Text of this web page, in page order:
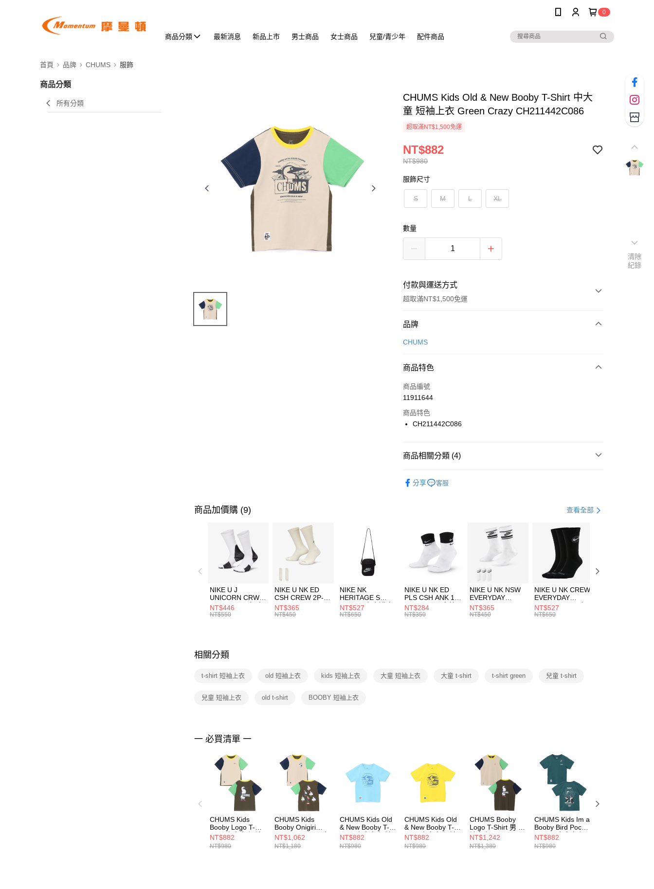
0
商品分類 最新消息 新品上市 男士商品 女士商品 兒童/青少年 配件商品
首頁 品牌 CHUMS 服飾
商品分類
所有分類
CHUMS Kids Old & New Booby T-Shirt 中大
童 短袖上衣 Green Crazy CH211442C086
超取滿NT$1,500免運
NT$980
NT$882
服飾尺寸
S M L XL
數量
付款與運送方式
超取滿NT$1,500免運
付款方式
信用卡一次付款
合作金庫商業銀行
華南商業銀行
上海商業儲蓄銀行
國泰世華商業銀行
聯邦商業銀行
台新國際商業銀行
LINE Pay
Apple Pay
【關於「AFTEE先享後付」】
３．安心：先確認商品／服務後，再付款。
【「AFTEE先享後付」結帳流程】
１．於結帳方式選擇「AFTEE先享後付」後，將跳轉至「AFTEE先享後
付」結帳頁面，進行簡訊認證並確認金額後，即可完成結帳。
２．訂單成立數日內，您將收到繳費通知簡訊。
３．收到繳費通知簡訊後14天內，點擊此簡訊中的連結，可透過四大超商
／ATM／網路銀行／等多元方式進行付款，方視為交易完成。
※ 請注意：結帳手續完成當下不需立刻繳費，但若您需要取消訂單，請聯
絡購買商品的店家。未經商家同意取消之訂單仍視為有效，需透過AFTEE
先享後付繳納相關費用。
交易，需依本服務之必要範圍內提供個人資料，並將交易相關給付款項請
結果請求用戶進行身份認證。
５．嚴禁一人註冊多個帳號或使用他人資訊註冊。若發現惡意使用之情
形，恩沛科技股份有限公司將有權停止該用戶之使用額度並採取法律行
每筆NT$100，滿NT$1,500(含以上)免運費
每筆NT$100，滿NT$1,500(含以上)免運費
付款後門市自取
每筆NT$100，滿NT$1,500(含以上)免運費
品牌
CHUMS
商品特色
商品編號
11911644
商品特色
CH211442C086
商品相關分類 (4)
分享 客服
商品加價購 (9) 查看全部
NIKE U J
UNICORN CRW
1PR -160 男女 中
統襪 FZ3393100
NT$446
NT$550
NIKE U NK ED
CSH CREW 2P-
144 EMBRDY 男
女 短統襪
NT$365
NT$450
NIKE NK
HERITAGE S
SMIT 男女 側背包
BA5871010
NT$527
NT$650
NIKE U NK ED
PLS CSH ANK 1P
144 DBL 男 中統
襪 DH4058104
NT$284
NT$350
NIKE U NK NSW
EVERYDAY
ESSENTIAL CR
男女 短統襪
NT$365
NT$450
NIKE U NK CREW
EVERYDAY
BBALL 3PR 男女
長統襪
NT$527
NT$650
相關分類
t-shirt 短袖上衣 old 短袖上衣 kids 短袖上衣 大童 短袖上衣 大童 t-shirt t-shirt green 兒童 t-shirt
兒童 短袖上衣 old t-shirt BOOBY 短袖上衣
一 必買清單 一
CHUMS Kids
Booby Logo T-
Shirt 中大童 短袖
上衣 Green Crazy
CH211282C086
NT$882
NT$980
CHUMS Kids
Booby Onigiri
Friends T-Shirt 中
大童 短袖上衣
Green Crazy
NT$1,062
NT$1,180
CHUMS Kids Old
& New Booby T-
Shirt 中大童 短袖
上衣 淺藍
CH211442A002
NT$882
NT$980
CHUMS Kids Old
& New Booby T-
Shirt 中大童 短袖
上衣 黃色
CH211442Y001
NT$882
NT$980
CHUMS Booby
Logo T-Shirt 男 短
袖上衣 Green
Crazy
CH012737C086
NT$1,242
NT$1,380
CHUMS Kids Im a
Booby Bird Pocket
T-Shirt 中大童 短
袖上衣 深藍綠
CH211447T035
NT$882
NT$980
清除
紀錄